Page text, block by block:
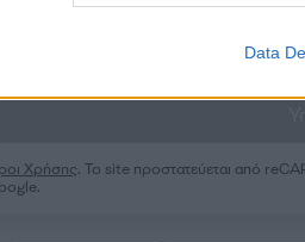
Data
Χρήσης. Το site προστατεύεται από